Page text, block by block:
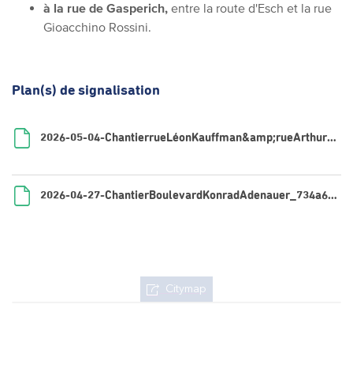
à la rue de Gasperich, entre la route d'Esch et la rue
Gioacchino Rossini.
Plan(s) de signalisation
2026-05-04-ChantierrueLéonKauffman&amp;rueArthurKnaff_cd8a2c3c-ef5c-46e8-8c97-991f8594f93b.pdf
2026-04-27-ChantierBoulevardKonradAdenauer_734a648e-2d7a-4bea-b00d-c91618275cf9.pdf